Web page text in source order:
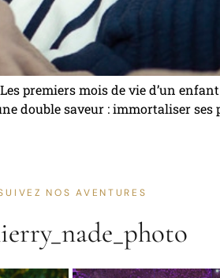
premiers mois de vie d’un
double saveur : immortaliser
NOS AVENTURES